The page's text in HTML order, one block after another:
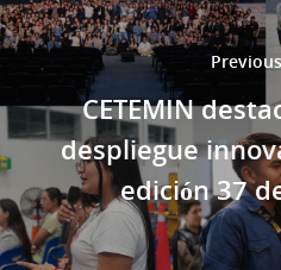
CETEMIN
despliegue
edición 37